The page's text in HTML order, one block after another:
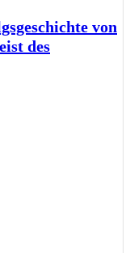
von
des